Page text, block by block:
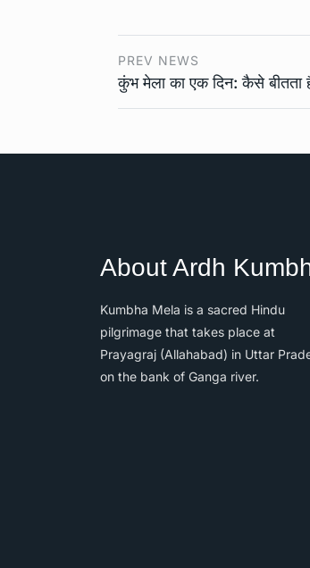
PREV NEWS
कुंभ मेला का एक दिन: कैसे बीतता
About Ardh
Kumbha Mela is a sacred Hindu
pilgrimage that takes place at
Prayagraj (Allahabad) in Uttar
on the bank of Ganga river.